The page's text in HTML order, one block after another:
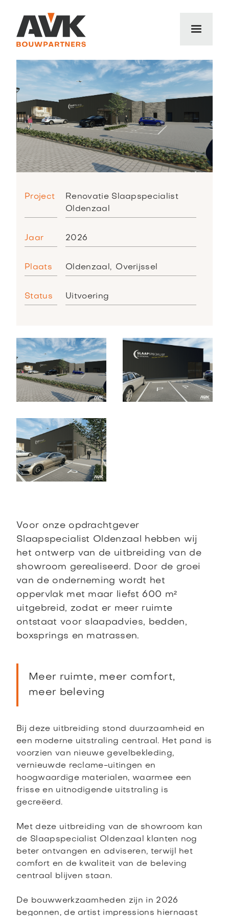
Project
Renovatie Slaapspecialist
Oldenzaal
Jaar 2026
Plaats Oldenzaal, Overijssel
Status Uitvoering
Voor onze opdrachtgever
Slaapspecialist Oldenzaal hebben wij
het ontwerp van de uitbreiding van de
showroom gerealiseerd. Door de groei
van de onderneming wordt het
oppervlak met maar liefst 600 m²
uitgebreid, zodat er meer ruimte
ontstaat voor slaapadvies, bedden,
boxsprings en matrassen.
Meer ruimte, meer comfort,
meer beleving
Bij deze uitbreiding stond duurzaamheid en
een moderne uitstraling centraal. Het pand is
voorzien van nieuwe gevelbekleding,
vernieuwde reclame-uitingen en
hoogwaardige materialen, waarmee een
frisse en uitnodigende uitstraling is
gecreëerd.
Met deze uitbreiding van de showroom kan
de Slaapspecialist Oldenzaal klanten nog
beter ontvangen en adviseren, terwijl het
comfort en de kwaliteit van de beleving
centraal blijven staan.
De bouwwerkzaamheden zijn in 2026
begonnen, de artist impressions hiernaast